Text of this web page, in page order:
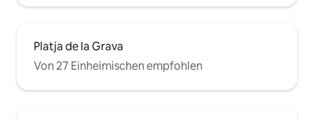
Platja de la Grava
Von 27 Einheimischen empfohlen